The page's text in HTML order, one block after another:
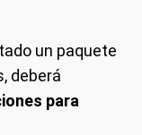
un paquete
deberá
para